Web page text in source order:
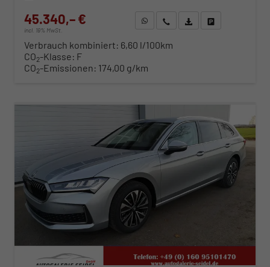
45.340,– €
incl. 19% MwSt.
WhatsApp anfragen
Wir rufen Sie anFahrzeugexposé (PDF)
Verbrauch kombiniert: 6,60 l/100km
CO2-Klasse: F
CO2-Emissionen: 174,00 g/km